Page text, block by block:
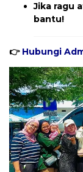
Jika ragu
bantu!
👉 Hubungi